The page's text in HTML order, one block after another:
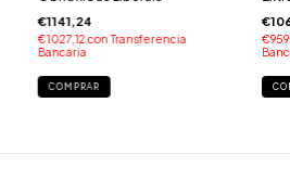
€1141,24
€1027,12con Transferencia
Bancaria
COMPRAR